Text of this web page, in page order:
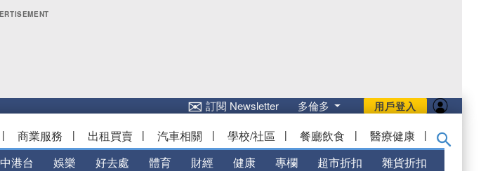
用戶登入
✉訂閱 Newsletter 多倫多
| 商業服務 | 出租買賣 | 汽車相關 | 學校/社區 | 餐廳飲食 | 醫療健康 |
中港台 娛樂 好去處 體育 財經 健康 專欄 超市折扣 雜貨折扣